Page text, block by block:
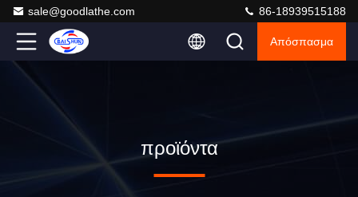
sale@goodlathe.com 86-18939515188
Απόσπασμα
προϊόντα